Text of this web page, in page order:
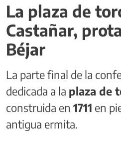
La plaza de
Castañar,
Béjar
La parte final de la
dedicada a la plaza de
construida en 1711 en
antigua ermita.